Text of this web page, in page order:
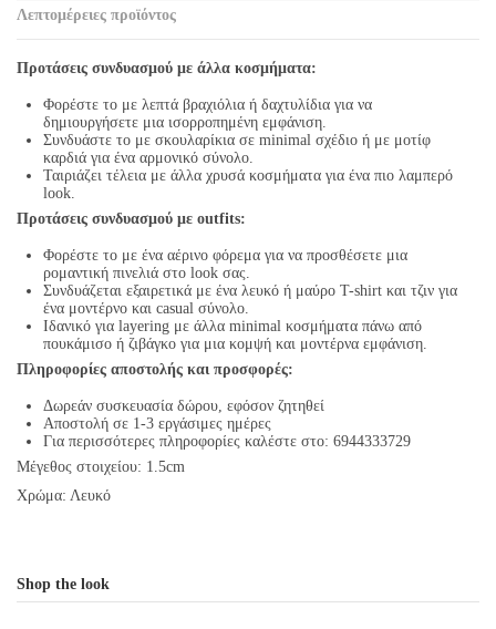
Λεπτομέρειες προϊόντος
Προτάσεις συνδυασμού με άλλα κοσμήματα:
Φορέστε το με λεπτά βραχιόλια ή δαχτυλίδια για να
δημιουργήσετε μια ισορροπημένη εμφάνιση.
Συνδυάστε το με σκουλαρίκια σε minimal σχέδιο ή με μοτίφ
καρδιά για ένα αρμονικό σύνολο.
Ταιριάζει τέλεια με άλλα χρυσά κοσμήματα για ένα πιο λαμπερό
look.
Προτάσεις συνδυασμού με outfits:
Φορέστε το με ένα αέρινο φόρεμα για να προσθέσετε μια
ρομαντική πινελιά στο look σας.
Συνδυάζεται εξαιρετικά με ένα λευκό ή μαύρο T-shirt και τζιν για
ένα μοντέρνο και casual σύνολο.
Ιδανικό για layering με άλλα minimal κοσμήματα πάνω από
πουκάμισο ή ζιβάγκο για μια κομψή και μοντέρνα εμφάνιση.
Πληροφορίες αποστολής και προσφορές:
Δωρεάν συσκευασία δώρου, εφόσον ζητηθεί
Αποστολή σε 1-3 εργάσιμες ημέρες
Για περισσότερες πληροφορίες καλέστε στο: 6944333729
Μέγεθος στοιχείου: 1.5cm
Χρώμα: Λευκό
Shop the look